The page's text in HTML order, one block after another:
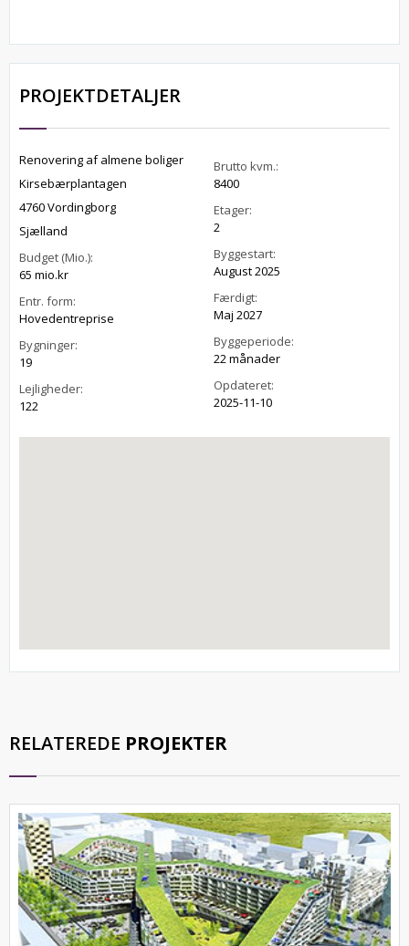
PROJEKTDETALJER
Renovering af almene boliger
Kirsebærplantagen
4760 Vordingborg
Sjælland
Budget (Mio.):
65 mio.kr
Entr. form:
Hovedentreprise
Bygninger:
19
Lejligheder:
122
Brutto kvm.:
8400
Etager:
2
Byggestart:
August 2025
Færdigt:
Maj 2027
Byggeperiode:
22 månader
Opdateret:
2025-11-10
RELATEREDE PROJEKTER